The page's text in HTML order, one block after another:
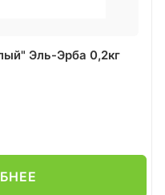
Эль-Эрба 0,2кг